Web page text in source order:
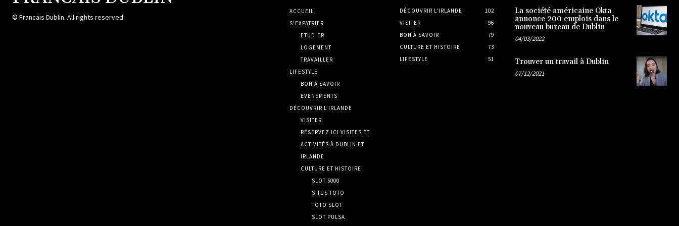
© Francais Dublin. All rights reserved.
ACCUEIL
S’EXPATRIER
ETUDIER
LOGEMENT
TRAVAILLER
LIFESTYLE
BON À SAVOIR
EVÈNEMENTS
DÉCOUVRIR L’IRLANDE
VISITER
RÉSERVEZ ICI VISITES ET
ACTIVITÉS À DUBLIN ET
IRLANDE
CULTURE ET HISTOIRE
SLOT 5000
SITUS TOTO
TOTO SLOT
SLOT PULSA
DÉCOUVRIR L'IRLANDE
102
VISITER
96
BON À SAVOIR
79
CULTURE ET HISTOIRE
73
LIFESTYLE
51
La société américaine Okta
annonce 200 emplois dans le
nouveau bureau de Dublin
04/03/2022
Trouver un travail à Dublin
07/12/2021